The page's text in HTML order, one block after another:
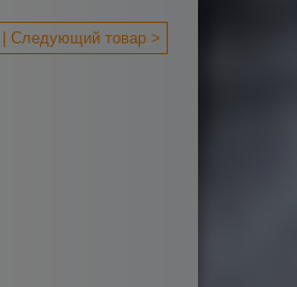
Следующий товар >